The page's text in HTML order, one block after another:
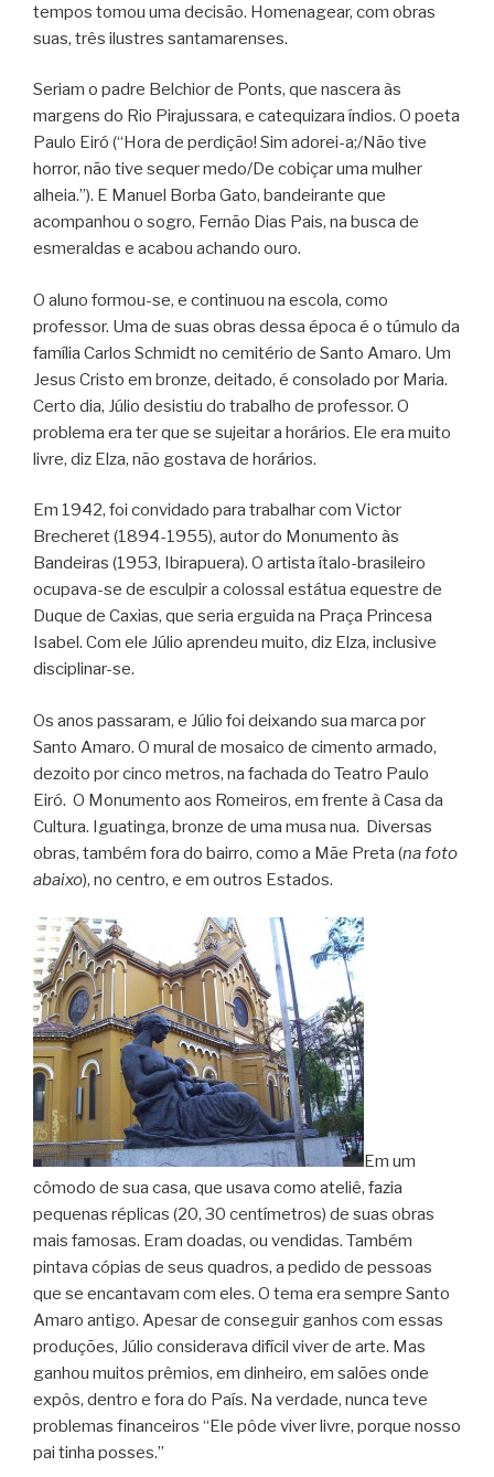
tempos tomou uma decisão. Homenagear, com obras
suas, três ilustres santamarenses.
Seriam o padre Belchior de Ponts, que nascera às
margens do Rio Pirajussara, e catequizara índios. O poeta
Paulo Eiró (“Hora de perdição! Sim adorei-a;/Não tive
horror, não tive sequer medo/De cobiçar uma mulher
alheia.”). E Manuel Borba Gato, bandeirante que
acompanhou o sogro, Fernão Dias Pais, na busca de
esmeraldas e acabou achando ouro.
O aluno formou-se, e continuou na escola, como
professor. Uma de suas obras dessa época é o túmulo da
família Carlos Schmidt no cemitério de Santo Amaro. Um
Jesus Cristo em bronze, deitado, é consolado por Maria.
Certo dia, Júlio desistiu do trabalho de professor. O
problema era ter que se sujeitar a horários. Ele era muito
livre, diz Elza, não gostava de horários.
Em 1942, foi convidado para trabalhar com Victor
Brecheret (1894-1955), autor do Monumento às
Bandeiras (1953, Ibirapuera). O artista ítalo-brasileiro
ocupava-se de esculpir a colossal estátua equestre de
Duque de Caxias, que seria erguida na Praça Princesa
Isabel. Com ele Júlio aprendeu muito, diz Elza, inclusive
disciplinar-se.
Os anos passaram, e Júlio foi deixando sua marca por
Santo Amaro. O mural de mosaico de cimento armado,
dezoito por cinco metros, na fachada do Teatro Paulo
Eiró. O Monumento aos Romeiros, em frente à Casa da
Cultura. Iguatinga, bronze de uma musa nua. Diversas
obras, também fora do bairro, como a Mãe Preta (na foto
abaixo), no centro, e em outros Estados.
Em um
cômodo de sua casa, que usava como ateliê, fazia
pequenas réplicas (20, 30 centímetros) de suas obras
mais famosas. Eram doadas, ou vendidas. Também
pintava cópias de seus quadros, a pedido de pessoas
que se encantavam com eles. O tema era sempre Santo
Amaro antigo. Apesar de conseguir ganhos com essas
produções, Júlio considerava difícil viver de arte. Mas
ganhou muitos prêmios, em dinheiro, em salões onde
expôs, dentro e fora do País. Na verdade, nunca teve
problemas financeiros “Ele pôde viver livre, porque nosso
pai tinha posses.”